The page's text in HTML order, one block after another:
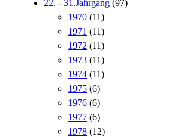
22. - 31.Jahrgang (97)
1970 (11)
1971 (11)
1972 (11)
1973 (11)
1974 (11)
1975 (6)
1976 (6)
1977 (6)
1978 (12)